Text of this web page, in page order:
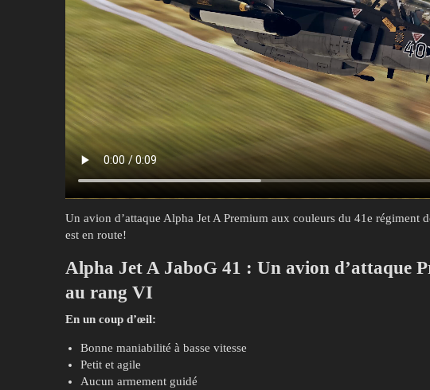
Un avion d’attaque Alpha Jet A Premium aux couleurs du 41e régiment
est en route!
Alpha Jet A JaboG 41 : Un avion d’attaque
au rang VI
En un coup d’œil:
Bonne maniabilité à basse vitesse
Petit et agile
Aucun armement guidé